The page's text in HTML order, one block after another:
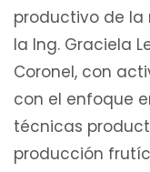
productivo de la
la Ing. Graciela
Coronel, con
con el enfoque
técnicas
producción